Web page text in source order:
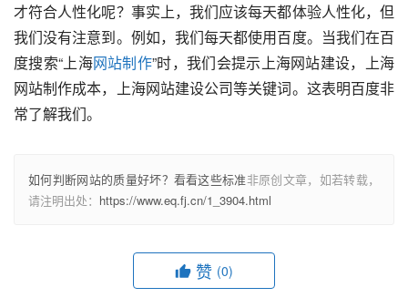
才符合人性化呢？事实上，我们应该每天都体验人性化，但
我们没有注意到。例如，我们每天都使用百度。当我们在百
度搜索“上海网站制作”时，我们会提示上海网站建设，上海
网站制作成本，上海网站建设公司等关键词。这表明百度非
如何判断网站的质量好坏？看看这些标准非原创文章，如若转载，
请注明出处： https://www.eq.fj.cn/1_3904.html
赞 (0)